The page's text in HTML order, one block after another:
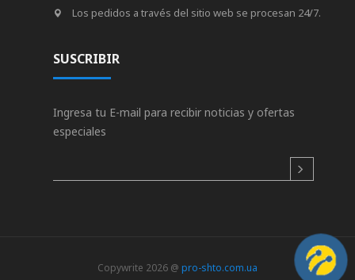
Los pedidos a través del sitio web se procesan 24/7.
SUSCRIBIR
Ingresa tu E-mail para recibir noticias y ofertas
especiales
Copywrite 2026 @ pro-shto.com.ua